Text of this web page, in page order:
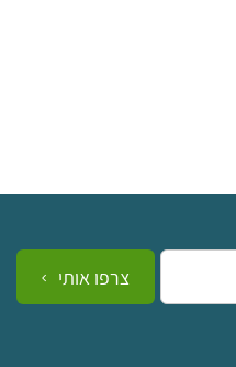
צרפו אותי